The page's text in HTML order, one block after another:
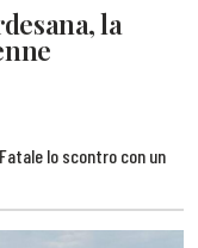
la
lo scontro con un